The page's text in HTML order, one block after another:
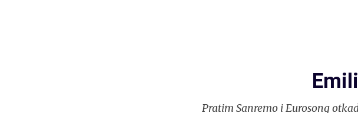
Pratim Sanremo i Eurosong